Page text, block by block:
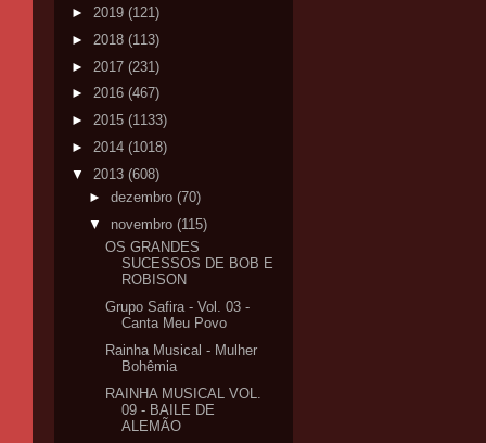
► 2019 (121)
► 2018 (113)
► 2017 (231)
► 2016 (467)
► 2015 (1133)
► 2014 (1018)
▼ 2013 (608)
► dezembro (70)
▼ novembro (115)
OS GRANDES
SUCESSOS DE BOB E
ROBISON
Grupo Safira - Vol. 03 -
Canta Meu Povo
Rainha Musical - Mulher
Bohêmia
RAINHA MUSICAL VOL.
09 - BAILE DE
ALEMÃO